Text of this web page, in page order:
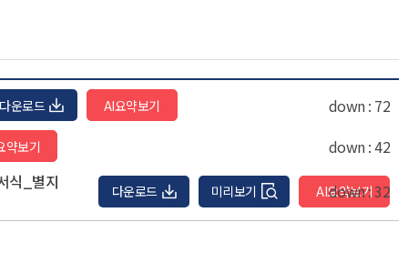
다운로드 down : 72
down :42
식_별지
다운로드 미리보기 down :32